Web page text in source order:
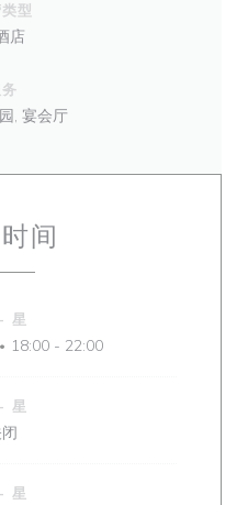
型
店
, 宴会厅
间
- 星
• 18:00 - 22:00
- 星
- 星